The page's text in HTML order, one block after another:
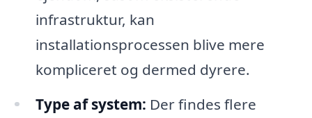
infrastruktur, kan
installationsprocessen blive mere
kompliceret og dermed dyrere.
Type af system: Der findes flere